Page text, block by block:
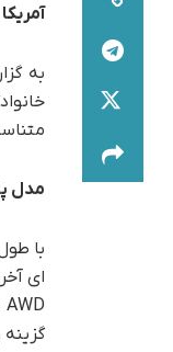
به
مدل پایه
گزینه